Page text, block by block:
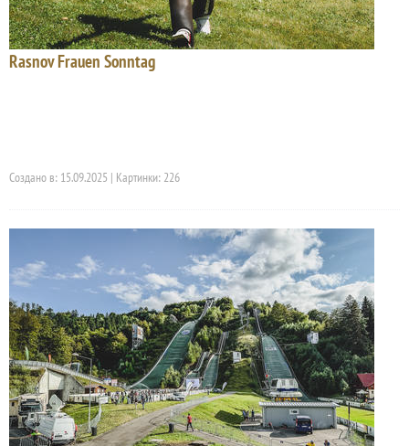
Rasnov Frauen Sonntag
Создано в: 15.09.2025 | Картинки: 226